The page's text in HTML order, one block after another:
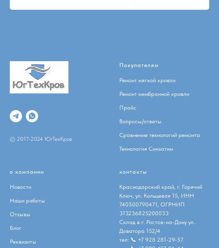
© 2017-2024 ЮгТехКров
Покупателям
Ремонт мягкой кровли
Ремонт мембранной кровли
Прайс
Вопросы/ответы
Сравнение технологий ремонта
Технология Синзатим
о компании
Новости
Наши работы
Отзывы
Блог
Реквизиты
контакты
Краснодарский край, г. Горячий
Ключ, ул. Кольцевая 15, ИНН
740500790471, ОГРНИП
313236825200033
Склад в г. Ростов-на-Дону ул.
Доватора 152/4
тел: 📞 +7 928 281-29-57